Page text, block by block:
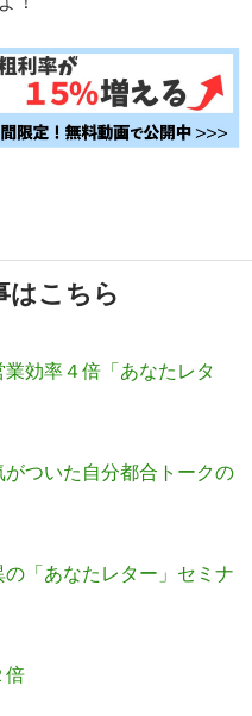
はこちら
効率４倍「あなたレタ
がついた自分都合トークの
「あなたレター」セミナ
倍